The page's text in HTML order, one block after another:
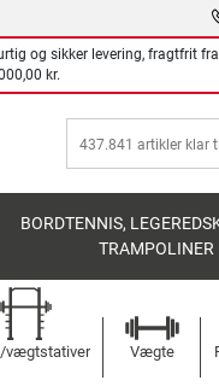
og sikker levering, fragtfrit fra
kr.
BORDTENNIS,
TRAMPOLINER
vægtstativer Vægte